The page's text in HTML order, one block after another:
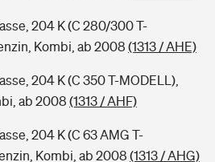
204 K (C 280/300 T-
Kombi, ab 2008 (1313 / AHE)
204 K (C 350 T-MODELL),
ab 2008 (1313 / AHF)
204 K (C 63 AMG T-
Kombi, ab 2008 (1313 / AHG)